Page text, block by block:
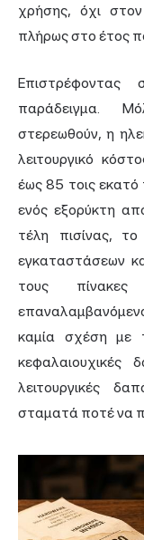
χρήσης, όχι στον
πλήρως στο έτος
παράδειγμα.
στερεωθούν, η
λειτουργικό
έως 85 τοις εκατό
ενός εξορύκτη
τέλη πισίνας,
εγκαταστάσεων
τους
καμία σχέση με
λειτουργικές
σταματά ποτέ να